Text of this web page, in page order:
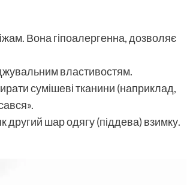
Вона гіпоалергенна, дозволяє
властивостям.
сумішеві тканини (наприклад,
другий шар одягу (піддева) взимку.